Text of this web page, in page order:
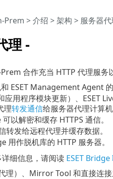
理 -
Prem >介绍 >架构 > 服务器
合作充当 HTTP 代理服务
ESET Management Agent
用程序模块更新）、ESET
理转发通信给服务器代理计算
以解密和缓存 HTTPS 通信。
发给远程代理并缓存数据。
用作脱机库的 HTTP 服务器。
细信息，请阅读 ESET Bridge
理）、Mirror Tool 和直接连